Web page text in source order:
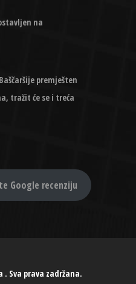
na
premješten
tražit će se i treća
Google recenziju
. Sva prava zadržana.